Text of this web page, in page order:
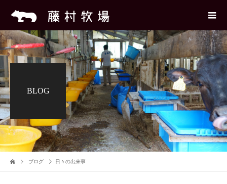
BLOG
ブログ 日々の出来事